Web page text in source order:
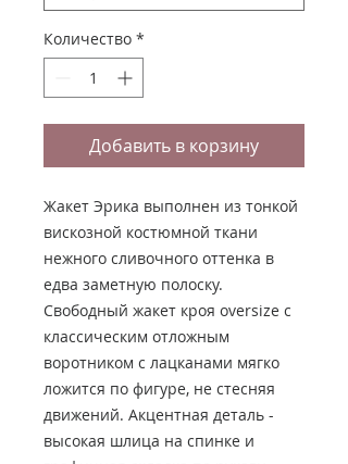
Количество *
Добавить в корзину
Жакет Эрика выполнен из тонкой
вискозной костюмной ткани
нежного сливочного оттенка в
едва заметную полоску.
Свободный жакет кроя oversize c
классическим отложным
воротником с лацканами мягко
ложится по фигуре, не стесняя
движений. Акцентная деталь -
высокая шлица на спинке и